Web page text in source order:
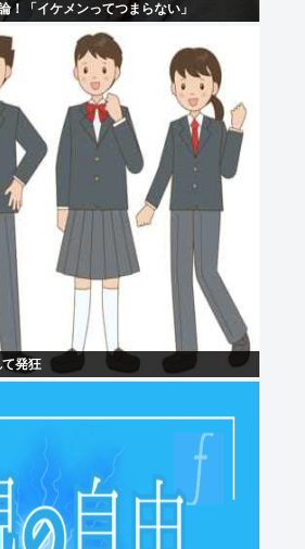
！「イケメンってつまらない」
発狂